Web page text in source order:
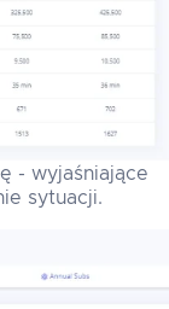
- wyjaśniające
sytuacji.